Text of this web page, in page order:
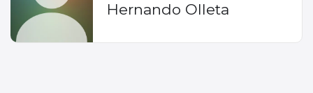
Hernando Olleta